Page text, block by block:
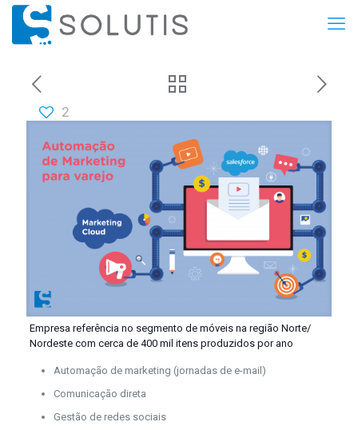
2
Empresa referência no segmento de móveis na região Norte/
Nordeste com cerca de 400 mil itens produzidos por ano
Automação de marketing (jornadas de e-mail)
Comunicação direta
Gestão de redes sociais